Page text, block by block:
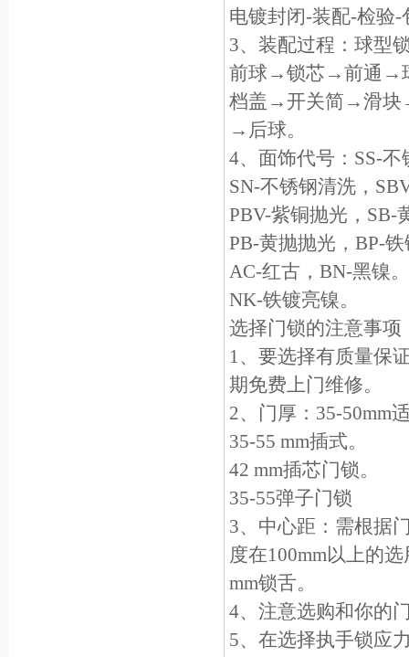
电镀封闭-装配-检验-
3、装配过程：球型
前球→锁芯→前通→
档盖→开关简→滑
→后球。
4、面饰代号：SS-
SN-不锈钢清洗，
PBV-紫铜抛光，SB-
PB-黄抛抛光，BP-
AC-红古，BN-黑镍。
NK-铁镀亮镍。
选择门锁的注意事项
1、要选择有质量保
期免费上门维修。
2、门厚：35-50mm
35-55 mm插式。
42 mm插芯门锁。
35-55弹子门锁
3、中心距：需根据
度在100mm以上的
mm锁舌。
4、注意选购和你的
5、在选择执手锁应